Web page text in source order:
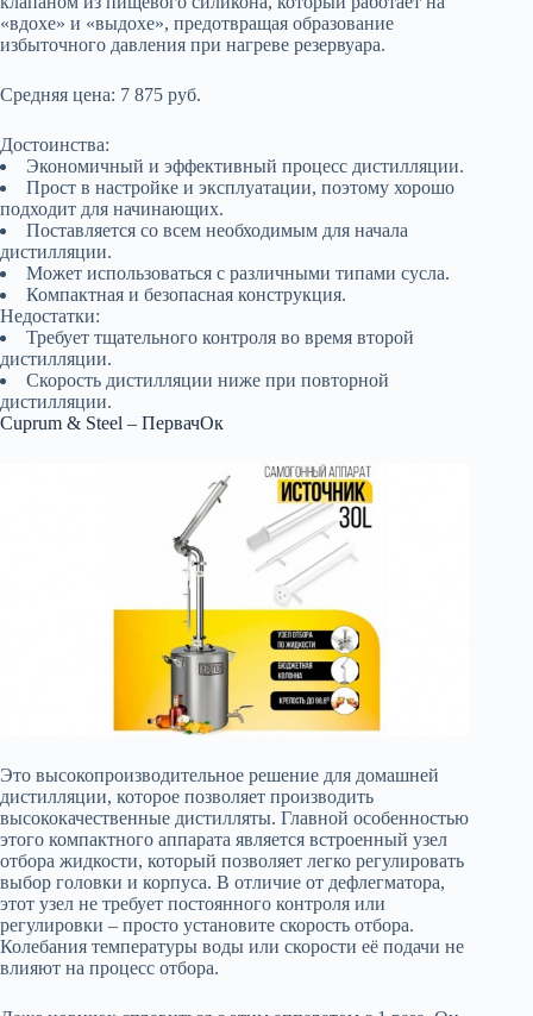
«вдохе» и «выдохе», предотвращая образование
избыточного давления при нагреве резервуара.
Средняя цена: 7 875 руб.
Достоинства:
Экономичный и эффективный процесс дистилляции.
Прост в настройке и эксплуатации, поэтому хорошо
подходит для начинающих.
Поставляется со всем необходимым для начала
дистилляции.
Может использоваться с различными типами сусла.
Компактная и безопасная конструкция.
Недостатки:
Требует тщательного контроля во время второй
дистилляции.
Скорость дистилляции ниже при повторной
дистилляции.
Cuprum & Steel – ПервачОк
Это высокопроизводительное решение для домашней
дистилляции, которое позволяет производить
высококачественные дистилляты. Главной особенностью
этого компактного аппарата является встроенный узел
отбора жидкости, который позволяет легко регулировать
выбор головки и корпуса. В отличие от дефлегматора,
этот узел не требует постоянного контроля или
регулировки – просто установите скорость отбора.
Колебания температуры воды или скорости её подачи не
влияют на процесс отбора.